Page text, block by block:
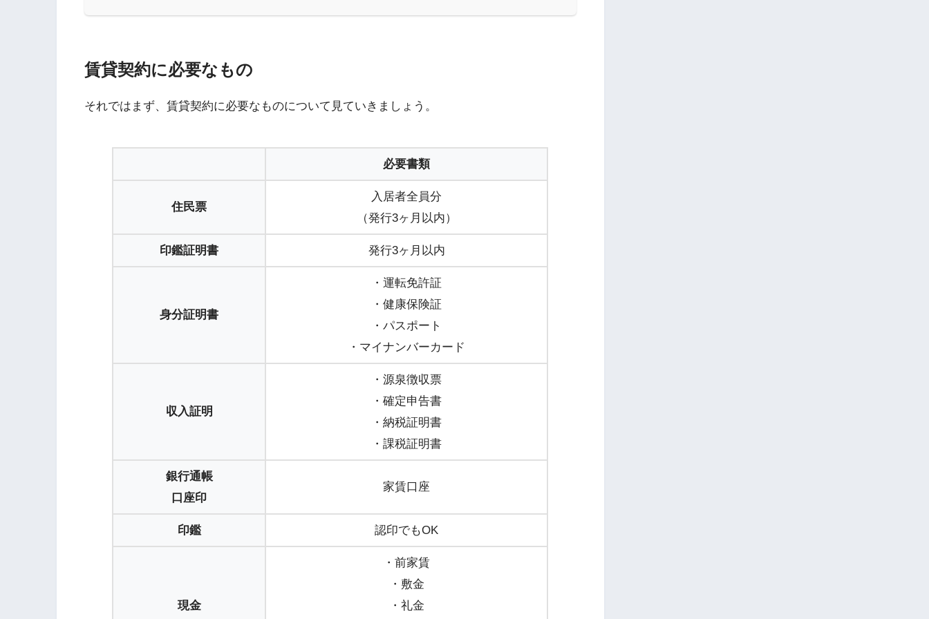
賃貸契約に必要なもの
それではまず、賃貸契約に必要なものについて見ていきましょう。
必要書類
住民票
入居者全員分
（発行3ヶ月以内）
印鑑証明書 発行3ヶ月以内
身分証明書
・運転免許証
・健康保険証
・パスポート
・マイナンバーカード
収入証明
・源泉徴収票
・確定申告書
・納税証明書
・課税証明書
銀行通帳
口座印
家賃口座
印鑑 認印でもOK
現金
・前家賃
・敷金
・礼金